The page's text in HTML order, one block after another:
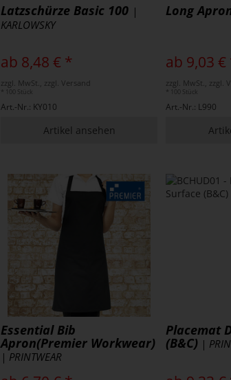
Latzschürze Basic 100 |
KARLOWSKY
ab 8,48 € *
zzgl. MwSt., zzgl. Versand
* 100 Stück
Art.-Nr.: KY010
Artikel ansehen
Long
ab 9,03 €
zzgl. MwSt., zzgl.
* 100 Stück
Art.-Nr.: L990
Essential Bib
Apron(Premier Workwear)
| PRINTWEAR
Placemat
(B&C) |